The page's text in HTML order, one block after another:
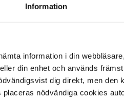
Information
information i din
din enhet och används
dig direkt, men den
nödvändiga cookies
till skillnaderna kan
på eget initiativ eller via
eller via mer
Troligen
fått lära sig att disciplinera
denna tanke, då